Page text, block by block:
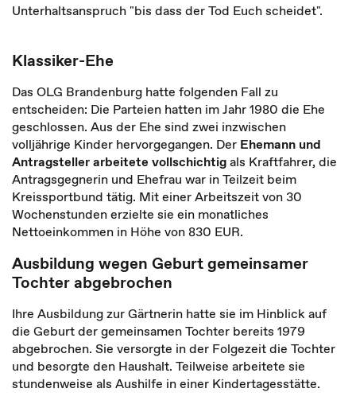
Unterhaltsanspruch "bis dass der Tod Euch scheidet".
Klassiker-Ehe
Das OLG Brandenburg hatte folgenden Fall zu
entscheiden: Die Parteien hatten im Jahr 1980 die Ehe
geschlossen. Aus der Ehe sind zwei inzwischen
volljährige Kinder hervorgegangen. Der Ehemann und
Antragsteller arbeitete vollschichtigals Kraftfahrer, die
Antragsgegnerin und Ehefrau war in Teilzeit beim
Kreissportbund tätig. Mit einer Arbeitszeit von 30
Wochenstunden erzielte sie ein monatliches
Nettoeinkommen in Höhe von 830 EUR.
Ausbildung wegen Geburt gemeinsamer
Tochter abgebrochen
Ihre Ausbildung zur Gärtnerin hatte sie im Hinblick auf
die Geburt der gemeinsamen Tochter bereits 1979
abgebrochen. Sie versorgte in der Folgezeit die Tochter
und besorgte den Haushalt. Teilweise arbeitete sie
stundenweise als Aushilfe in einer Kindertagesstätte.